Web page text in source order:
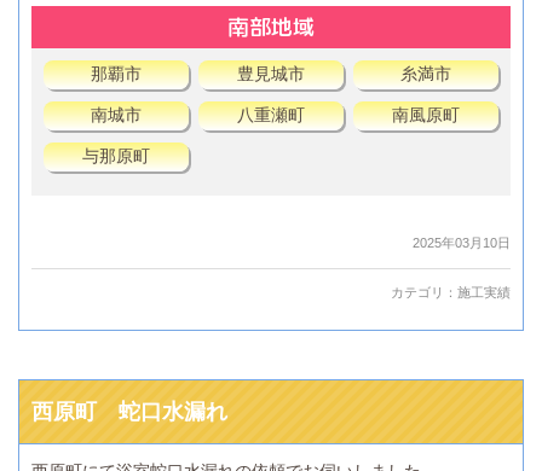
南部地域
那覇市 豊見城市 糸満市
南城市 八重瀬町 南風原町
与那原町
2025年03月10日
カテゴリ： 施工実績
西原町 蛇口水漏れ